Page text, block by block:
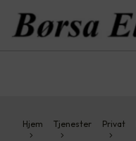
Hjem Tjenester Privat